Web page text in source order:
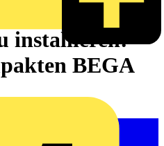
installieren:
BEGA